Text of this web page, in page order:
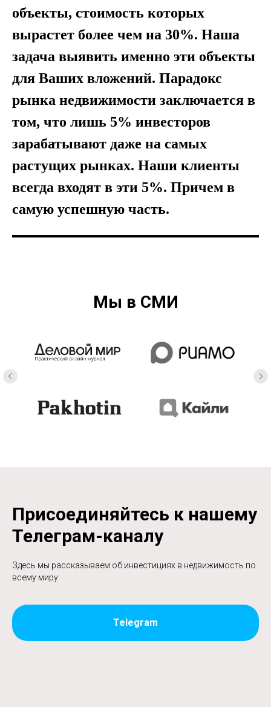
объекты, стоимость которых
вырастет более чем на 30%. Наша
задача выявить именно эти объекты
для Ваших вложений. Парадокс
рынка недвижимости заключается в
том, что лишь 5% инвесторов
зарабатывают даже на самых
растущих рынках. Наши клиенты
всегда входят в эти 5%. Причем в
самую успешную часть.
Мы в СМИ
Присоединяйтесь к нашему
Телеграм-каналу
Здесь мы рассказываем об инвестициях в недвижимость по
всему миру
Telegram